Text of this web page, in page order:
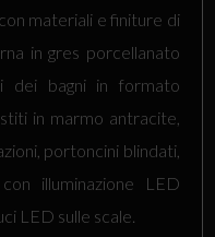
materiali e finiture di
in gres porcellanato
dei bagni in formato
in marmo antracite,
portoncini blindati,
illuminazione LED
LED sulle scale.